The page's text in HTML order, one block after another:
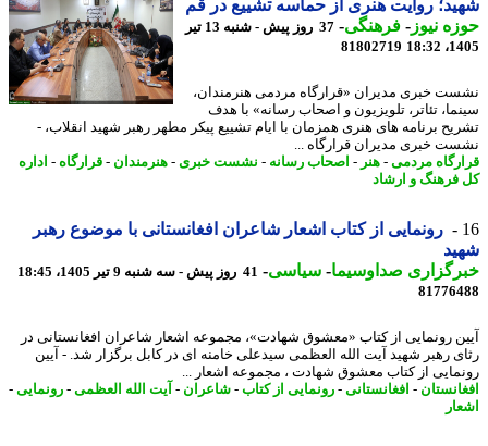
روایت هنری از حماسه تشییع در قم
نیوز-فرهنگی-
37 روز پیش - شنبه 13 تیر
81802719
خبری مدیران «قرارگاه مردمی هنرمندان،
تئاتر، تلویزیون و اصحاب رسانه» با هدف
برنامه های هنری همزمان با ایام تشییع پیکر مطهر رهبر شهید انقلاب، -
خبری مدیران قرارگاه ...
مردمی -هنر-اصحاب رسانه-نشست خبری- هنرمندان- قرارگاه -اداره
و ارشاد
رونمایی از کتاب اشعار شاعران افغانستانی با موضوع رهبر
صداوسیما-سیاسی-41 روز پیش - سه شنبه 9 تیر 1405، 18:45
رونمایی از کتاب «معشوق شهادت»، مجموعه اشعار شاعران افغانستانی در
رهبر شهید آیت الله العظمی سیدعلی خامنه ای در کابل برگزار شد. - آیین
از کتاب معشوق شهادت ، مجموعه اشعار ...
-افغانستانی-رونمایی از کتاب-شاعران- آیت الله العظمی-رونمایی-